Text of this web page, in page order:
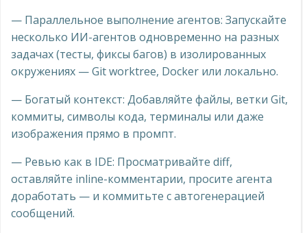
— Параллельное выполнение агентов: Запускайте
несколько ИИ-агентов одновременно на разных
задачах (тесты, фиксы багов) в изолированных
окружениях — Git worktree, Docker или локально.
— Богатый контекст: Добавляйте файлы, ветки Git,
коммиты, символы кода, терминалы или даже
изображения прямо в промпт.
— Ревью как в IDE: Просматривайте diff,
оставляйте inline-комментарии, просите агента
доработать — и коммитьте с автогенерацией
сообщений.